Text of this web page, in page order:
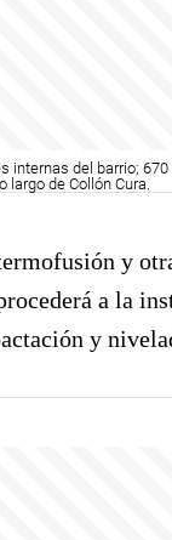
internas del barrio;
largo de Collón Cura.
y
a la
y